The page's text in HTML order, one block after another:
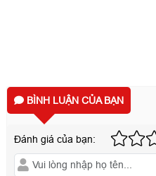
BÌNH LUẬN CỦA BẠN
Đánh giá của bạn: